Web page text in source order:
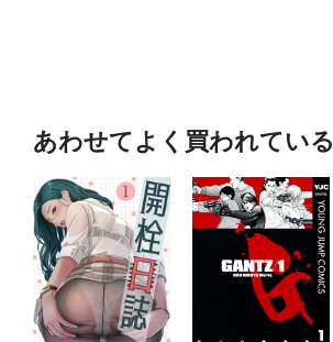
あわせてよく買われてい